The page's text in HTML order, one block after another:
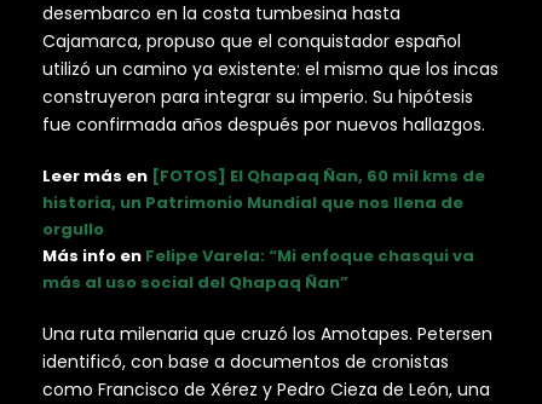
desembarco en la costa tumbesina hasta
Cajamarca, propuso que el conquistador español
utilizó un camino ya existente: el mismo que los incas
construyeron para integrar su imperio. Su hipótesis
fue confirmada años después por nuevos hallazgos.
Leer más en [FOTOS] El Qhapaq Ñan, 60 mil kms de
historia, un Patrimonio Mundial que nos llena de
orgullo
Más info en Felipe Varela: “Mi enfoque chasqui va
más al uso social del Qhapaq Ñan”
Una ruta milenaria que cruzó los Amotapes. Petersen
identificó, con base a documentos de cronistas
como Francisco de Xérez y Pedro Cieza de León, una